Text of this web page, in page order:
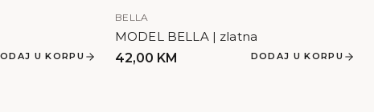
U KORPU
BELLA
MODEL BELLA | zlatna
42,00 KM DODAJ U KORPU